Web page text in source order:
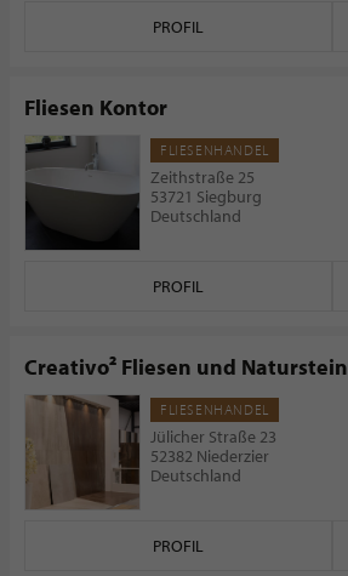
PROFIL
Fliesen Kontor
FLIESENHANDEL
Zeithstraße 25
53721 Siegburg
Deutschland
PROFIL
Creativo² Fliesen und Naturstein
FLIESENHANDEL
Jülicher Straße 23
52382 Niederzier
Deutschland
PROFIL